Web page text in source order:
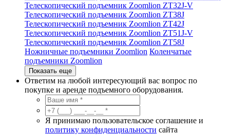
Телескопический подъемник Zoomlion ZT32J-V
Телескопический подъемник Zoomlion ZT38J
Телескопический подъемник Zoomlion ZT42J
Телескопический подъемник Zoomlion ZT51J-V
Телескопический подъемник Zoomlion ZT58J
Ножничные подъемники Zoomlion Коленчатые
подъемники Zoomlion
Показать еще
Ответим на любой интересующий вас вопрос по
покупке и аренде подъемного оборудования.
Я принимаю пользовательское соглашение и
политику конфиденциальности сайта